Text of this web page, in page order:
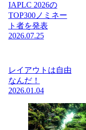
IAPLC 2026の
TOP300ノミネー
ト者を発表
2026.07.25
レイアウトは自由
なんだ！
2026.01.04